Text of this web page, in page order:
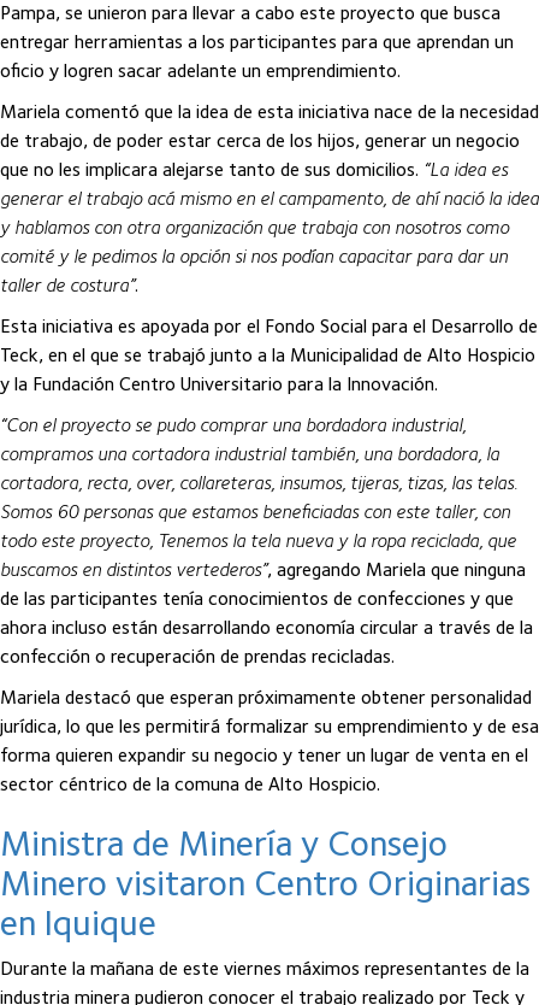
Pampa, se unieron para llevar a cabo este proyecto que busca
entregar herramientas a los participantes para que aprendan un
oficio y logren sacar adelante un emprendimiento.
Mariela comentó que la idea de esta iniciativa nace de la necesidad
de trabajo, de poder estar cerca de los hijos, generar un negocio
que no les implicara alejarse tanto de sus domicilios. “La idea es
generar el trabajo acá mismo en el campamento, de ahí nació la idea
y hablamos con otra organización que trabaja con nosotros como
comité y le pedimos la opción si nos podían capacitar para dar un
taller de costura”.
Esta iniciativa es apoyada por el Fondo Social para el Desarrollo de
Teck, en el que se trabajó junto a la Municipalidad de Alto Hospicio
y la Fundación Centro Universitario para la Innovación.
“Con el proyecto se pudo comprar una bordadora industrial,
compramos una cortadora industrial también, una bordadora, la
cortadora, recta, over, collareteras, insumos, tijeras, tizas, las telas.
Somos 60 personas que estamos beneficiadas con este taller, con
todo este proyecto, Tenemos la tela nueva y la ropa reciclada, que
buscamos en distintos vertederos”, agregando Mariela que ninguna
de las participantes tenía conocimientos de confecciones y que
ahora incluso están desarrollando economía circular a través de la
confección o recuperación de prendas recicladas.
Mariela destacó que esperan próximamente obtener personalidad
jurídica, lo que les permitirá formalizar su emprendimiento y de esa
forma quieren expandir su negocio y tener un lugar de venta en el
sector céntrico de la comuna de Alto Hospicio.
Ministra de Minería y Consejo
Minero visitaron Centro Originarias
en Iquique
Durante la mañana de este viernes máximos representantes de la
industria minera pudieron conocer el trabajo realizado por Teck y